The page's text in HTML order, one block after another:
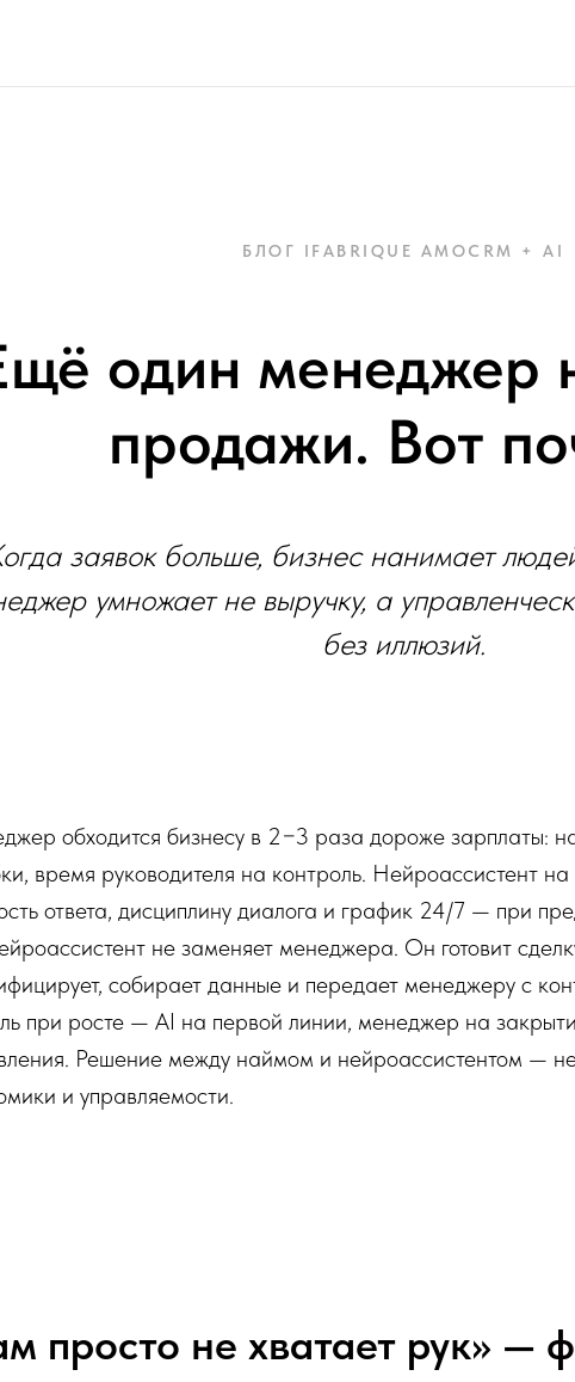
БЛОГ IFABRIQUE AMOCRM + AI
один менеджер
продажи. Вот
заявок больше, бизнес нанимает
умножает не выручку, а
без иллюзий.
обходится бизнесу в 2−3 раза дороже зарплаты:
время руководителя на контроль. Нейроассистент
ответа, дисциплину диалога и график 24/7 — при
не заменяет менеджера. Он готовит
собирает данные и передает менеджеру с
при росте — AI на первой линии, менеджер на
Решение между наймом и нейроассистентом —
и управляемости.
просто не хватает рук» —